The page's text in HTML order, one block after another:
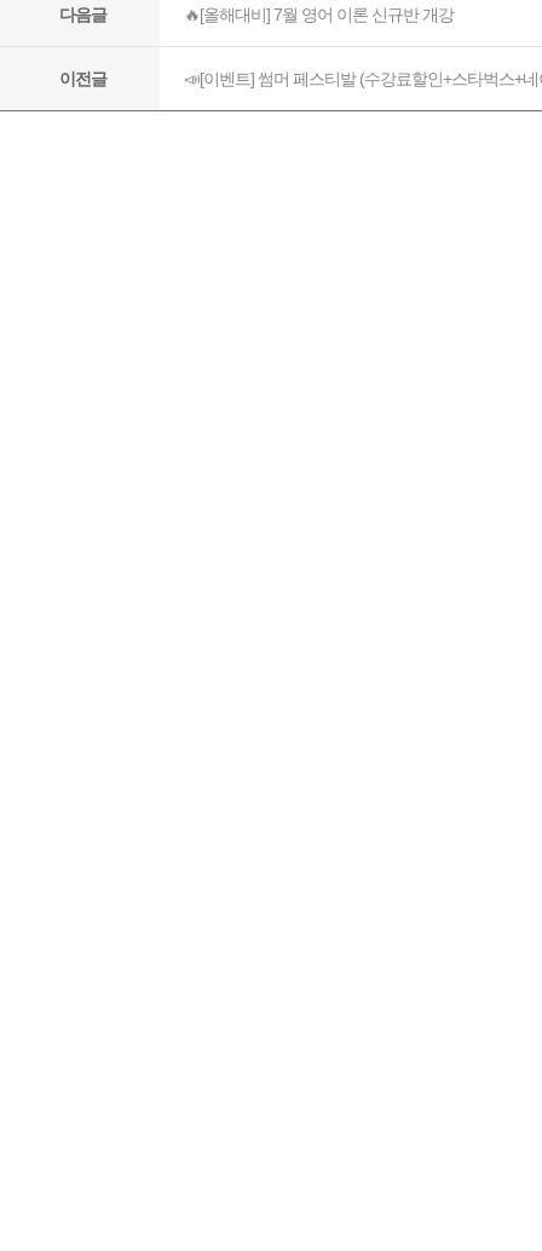
다음글 🔥[올해대비] 7월 영어 이론 신규반 개강
이전글 📣[이벤트] 썸머 페스티발 (수강료할인+스타벅스+